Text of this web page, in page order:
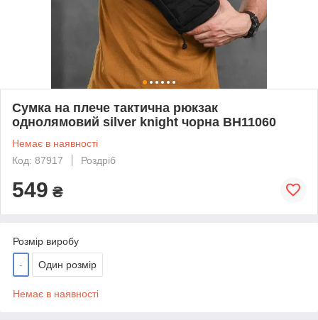
Сумка на плече тактична рюкзак
однолямовий silver knight чорна ВН11060
Немає в наявності
Код: 87917
Роздріб
549 ₴
Розмір виробу
- Один розмір
Немає в наявності